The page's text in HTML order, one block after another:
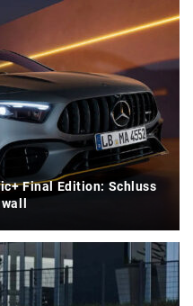
Final Edition: Schluss